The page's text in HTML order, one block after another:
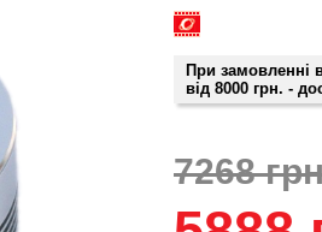
При замовленні
від 8000 грн. -
7268